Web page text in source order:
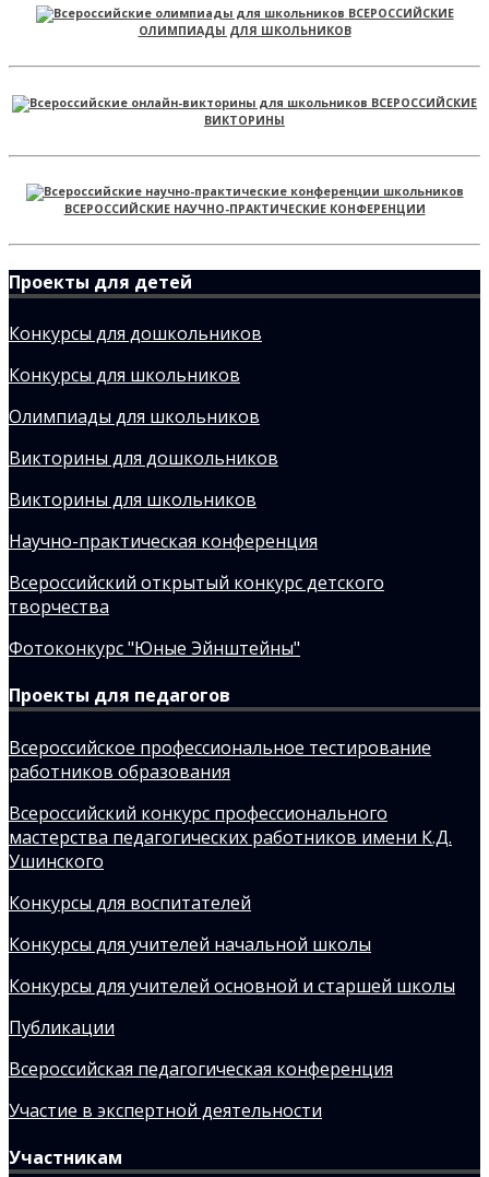
ВСЕРОССИЙСКИЕ
ОЛИМПИАДЫ ДЛЯ ШКОЛЬНИКОВ
ВСЕРОССИЙСКИЕ
ВИКТОРИНЫ
ВСЕРОССИЙСКИЕ НАУЧНО-ПРАКТИЧЕСКИЕ КОНФЕРЕНЦИИ
Проекты для детей
Конкурсы для дошкольников
Конкурсы для школьников
Олимпиады для школьников
Викторины для дошкольников
Викторины для школьников
Научно-практическая конференция
Всероссийский открытый конкурс детского
творчества
Фотоконкурс "Юные Эйнштейны"
Проекты для педагогов
Всероссийское профессиональное тестирование
работников образования
Всероссийский конкурс профессионального
мастерства педагогических работников имени К.Д.
Ушинского
Конкурсы для воспитателей
Конкурсы для учителей начальной школы
Конкурсы для учителей основной и старшей школы
Публикации
Всероссийская педагогическая конференция
Участие в экспертной деятельности
Участникам